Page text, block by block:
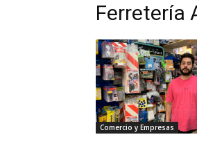
Ferretería
Comercio y Empresas